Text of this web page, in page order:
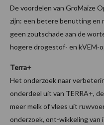
De voordelen van GroMaize
zijn: een betere benutting en
geen zoutschade aan de
hogere drogestof- en kVEM-
Terra+
Het onderzoek naar
onderdeel uit van TERRA+,
meer melk of vlees uit
onderzoek, ont-wikkeling van